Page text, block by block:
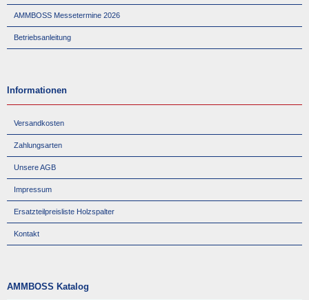
AMMBOSS Messetermine 2026
Betriebsanleitung
Informationen
Versandkosten
Zahlungsarten
Unsere AGB
Impressum
Ersatzteilpreisliste Holzspalter
Kontakt
AMMBOSS Katalog